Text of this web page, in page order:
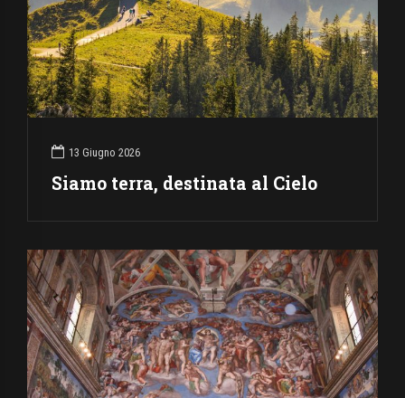
13 Giugno 2026
Siamo terra, destinata al Cielo